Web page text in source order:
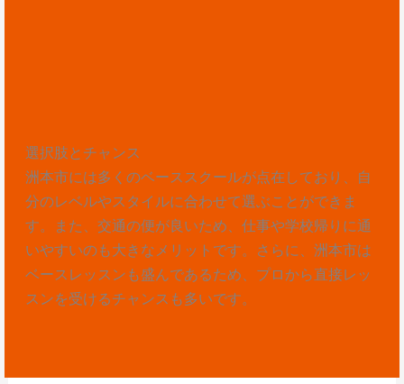
選択肢とチャンス
洲本市には多くのベーススクールが点在しており、自
分のレベルやスタイルに合わせて選ぶことができま
す。また、交通の便が良いため、仕事や学校帰りに通
いやすいのも大きなメリットです。さらに、洲本市は
ベースレッスンも盛んであるため、プロから直接レッ
スンを受けるチャンスも多いです。